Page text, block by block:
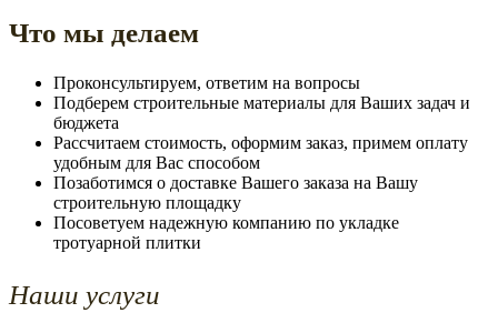
Что мы делаем
Проконсультируем, ответим на вопросы
Подберем строительные материалы для Ваших задач и
бюджета
Рассчитаем стоимость, оформим заказ, примем оплату
удобным для Вас способом
Позаботимся о доставке Вашего заказа на Вашу
строительную площадку
Посоветуем надежную компанию по укладке
тротуарной плитки
Наши услуги